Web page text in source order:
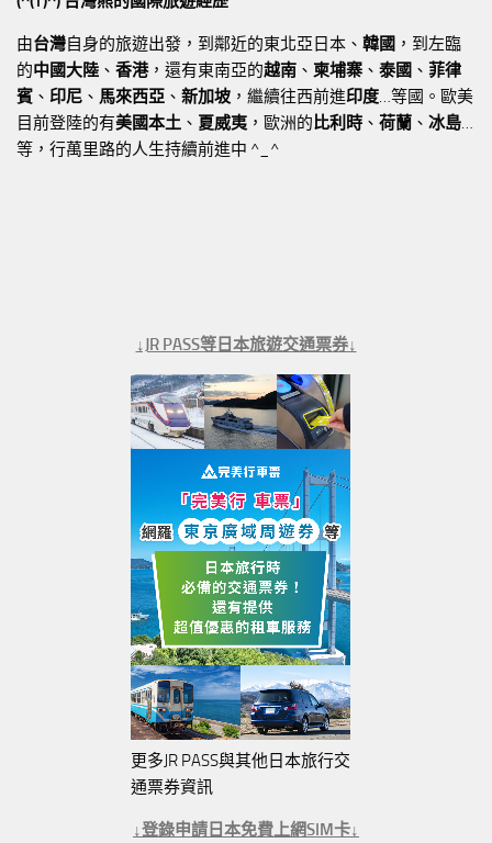
由台灣自身的旅遊出發，到鄰近的東北亞日本、 韓國 ，到左臨
的中國大陸 、 香港，還有東南亞的越南 、 柬埔寨 、 泰國 、 菲律
賓 、 印尼 、 馬來西亞 、 新加坡 ，繼續往西前進印度…等國。歐美
目前登陸的有美國本土 、 夏威夷 ，歐洲的比利時 、 荷蘭 、 冰島…
等，行萬里路的人生持續前進中 ^_^
↓JR PASS等日本旅遊交通票券↓
更多JR PASS與其他日本旅行交
通票券資訊
↓登錄申請日本免費上網SIM卡↓